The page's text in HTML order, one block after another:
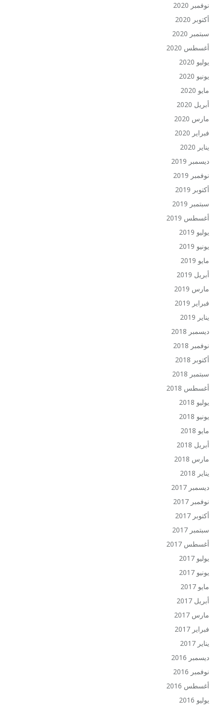
نوفمبر 2020
أكتوبر 2020
سبتمبر 2020
أغسطس 2020
يوليو 2020
يونيو 2020
مايو 2020
أبريل 2020
مارس 2020
فبراير 2020
يناير 2020
ديسمبر 2019
نوفمبر 2019
أكتوبر 2019
سبتمبر 2019
أغسطس 2019
يوليو 2019
يونيو 2019
مايو 2019
أبريل 2019
مارس 2019
فبراير 2019
يناير 2019
ديسمبر 2018
نوفمبر 2018
أكتوبر 2018
سبتمبر 2018
أغسطس 2018
يوليو 2018
يونيو 2018
مايو 2018
أبريل 2018
مارس 2018
يناير 2018
ديسمبر 2017
نوفمبر 2017
أكتوبر 2017
سبتمبر 2017
أغسطس 2017
يوليو 2017
يونيو 2017
مايو 2017
أبريل 2017
مارس 2017
فبراير 2017
يناير 2017
ديسمبر 2016
نوفمبر 2016
أغسطس 2016
يوليو 2016